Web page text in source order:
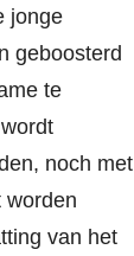
jonge
geboosterd
te
noch met
worden
van het